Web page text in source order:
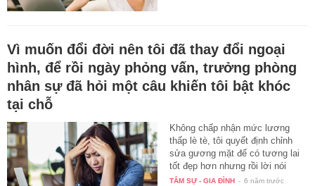
Vì muốn đổi đời nên tôi đã thay đổi ngoại
hình, để rồi ngày phỏng vấn, trưởng phòng
nhân sự đã hỏi một câu khiến tôi bật khóc
tại chỗ
Không chấp nhận mức lương
thấp lè tè, tôi quyết định chỉnh
sửa gương mặt để có tương lai
tốt đẹp hơn nhưng rồi lời nói
của…
TÂM SỰ - GIA ĐÌNH - 6 năm trước